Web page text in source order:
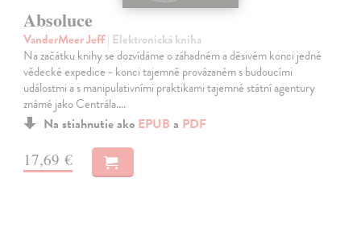
Absoluce
VanderMeer Jeff| Elektronická kniha
Na začátku knihy se dozvídáme o záhadném a děsivém konci jedné
vědecké expedice - konci tajemně provázaném s budoucími
událostmi a s manipulativními praktikami tajemné státní agentury
známé jako Centrála.…
Na stiahnutie ako EPUB a PDF
17,69 €